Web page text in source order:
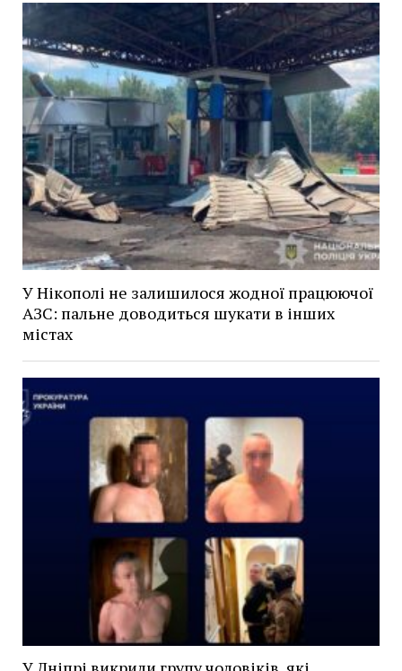
У Нікополі не залишилося жодної працюючої
АЗС: пальне доводиться шукати в інших
містах